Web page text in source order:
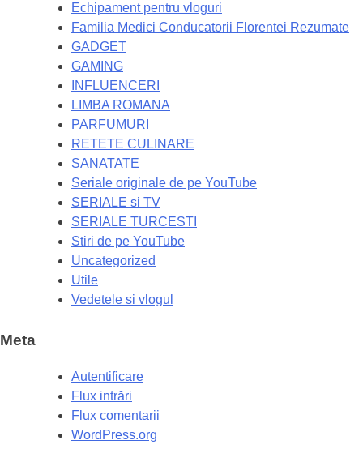
Echipament pentru vloguri
Familia Medici Conducatorii Florentei Rezumate
GADGET
GAMING
INFLUENCERI
LIMBA ROMANA
PARFUMURI
RETETE CULINARE
SANATATE
Seriale originale de pe YouTube
SERIALE si TV
SERIALE TURCESTI
Stiri de pe YouTube
Uncategorized
Utile
Vedetele si vlogul
Meta
Autentificare
Flux intrări
Flux comentarii
WordPress.org